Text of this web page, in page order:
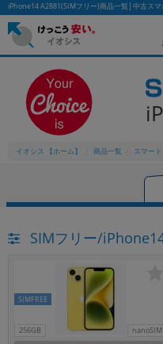
iPhone14 A2881(SIMフリー)商品一覧│中古スマ
イオシス 【ホーム】 商品一覧 スマー
SIMフリー/
256GB nanoSIM
SIMFREE
かんたんパソコ
人気の検索ワード： Let's noteEliteBook
カテゴリー
「スマートフォン」「タブレット」など
シリーズ